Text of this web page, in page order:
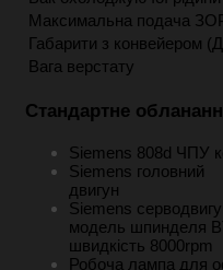
Максимальна подача
Габарити з конвейером
Вага верстату
Стандартне
Siemens 808d ЧПУ
Siemens головний
Siemens
модель шпинделя
швидкість 8000rpm
Робоча лампа для